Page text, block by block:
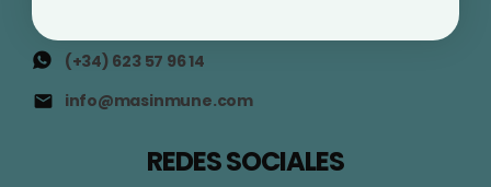
(+34) 623 57 96 14
info@masinmune.com
REDES SOCIALES